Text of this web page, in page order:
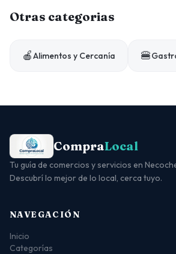
Otras categorias
🍎Alimentos y Cercanía 🍔
CompraLocal
Tu guía de comercios y servicios en
Descubrí lo mejor de lo local, cerca tuyo.
NAVEGACIÓN
Inicio
Categorías